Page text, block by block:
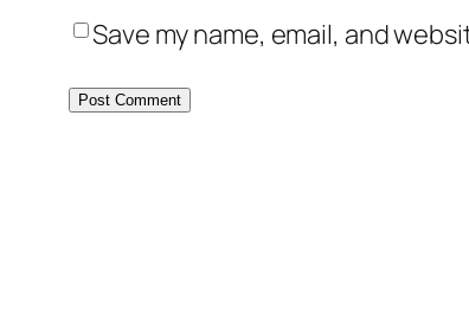
Save my name, email, and